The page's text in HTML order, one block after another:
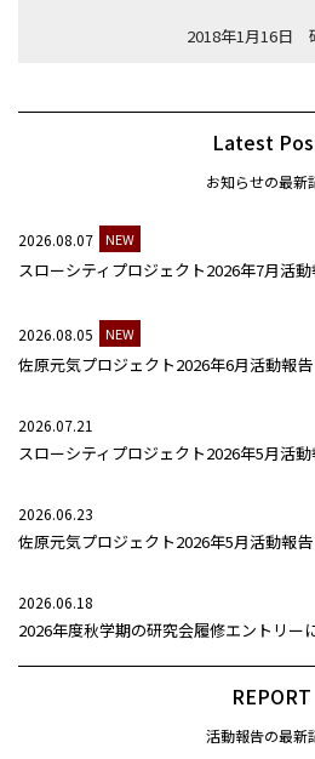
2018年1月16日
Latest
お知らせの最新
2026.08.07 NEW
スローシティプロジェクト2026年7月活
2026.08.05 NEW
佐原元気プロジェクト2026年6月活動報告
2026.07.21
スローシティプロジェクト2026年5月活
2026.06.23
佐原元気プロジェクト2026年5月活動報告
2026.06.18
2026年度秋学期の研究会履修エントリー
REPORT
活動報告の最新